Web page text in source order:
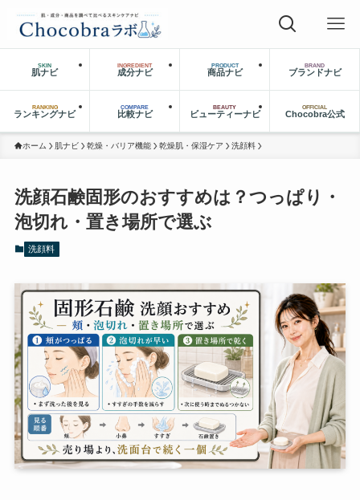
SKIN
肌ナビ
INGREDIENT
成分ナビ
PRODUCT
商品ナビ
BRAND
ブランドナビ
RANKING
ランキングナビ
COMPARE
比較ナビ
BEAUTY
ビューティーナビ
OFFICIAL
Chocobra公式
ホーム 肌ナビ 乾燥・バリア機能 乾燥肌・保湿ケア 洗顔料
洗顔石鹸固形のおすすめは？つっぱり・
泡切れ・置き場所で選ぶ
洗顔料